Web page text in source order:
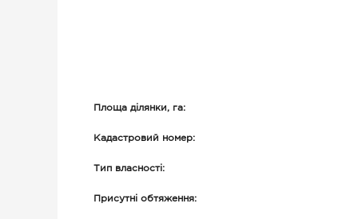
Площа ділянки, га:
Кадастровий номер:
Тип власності:
Присутні обтяження: